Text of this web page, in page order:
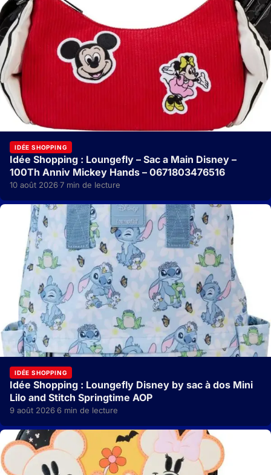
IDÉE SHOPPING
Idée Shopping : Loungefly – Sac a Main Disney –
100Th Anniv Mickey Hands – 0671803476516
10 août 2026·7 min de lecture
IDÉE SHOPPING
Idée Shopping : Loungefly Disney by sac à dos Mini
Lilo and Stitch Springtime AOP
9 août 2026·6 min de lecture